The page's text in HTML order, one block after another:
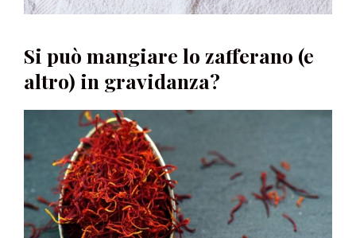
Si può mangiare lo zafferano (e
altro) in gravidanza?